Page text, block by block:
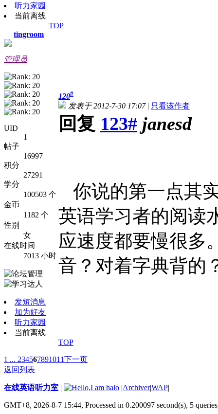
听力家园
当前离线
TOP
tingroom
管理员
UID
1
帖子
16997
积分
27291
学分
100503 个
金币
1182 个
性别
女
在线时间
7013 小时
发短消息
加为好友
听力家园
当前离线
120#
发表于 2012-7-30 17:07| 只看该作者
回复 123# janesd
你说的第一点其
英语学习者的阅读
应速度都要慢很多
音？对着字典背的
TOP
1 ... 234567891011下一页
返回列表
在线英语听力室 | |Archiver|WAP|
GMT+8, 2026-8-7 15:44, Processed in 0.200097 second(s), 5